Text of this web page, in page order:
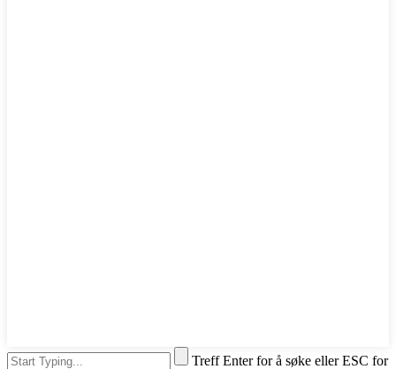
Treff Enter for å søke eller ESC for